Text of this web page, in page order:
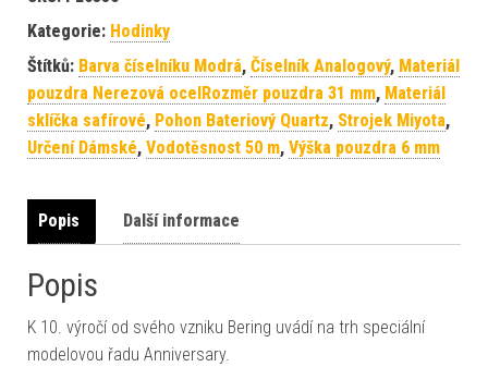
Kategorie: Hodinky
Štítků: Barva číselníku Modrá, Číselník Analogový, Materiál
pouzdra Nerezová ocelRozměr pouzdra 31 mm, Materiál
sklíčka safírové, Pohon Bateriový Quartz, Strojek Miyota,
Určení Dámské, Vodotěsnost 50 m, Výška pouzdra 6 mm
Popis Další informace
Popis
K 10. výročí od svého vzniku Bering uvádí na trh speciální
modelovou řadu Anniversary.